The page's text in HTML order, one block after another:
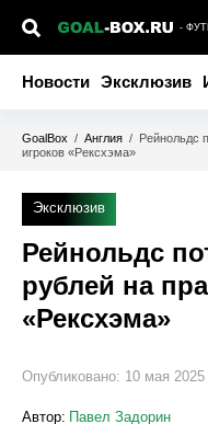
-
Новости Эксклюзив
GoalBox / Англия / Рейнольдс
игроков «Рексхэма»
Эксклюзив
Рейнольдс
рублей на
«Рексхэма»
Опубликовано: 10 мая 2025
Автор: Павел Задорин